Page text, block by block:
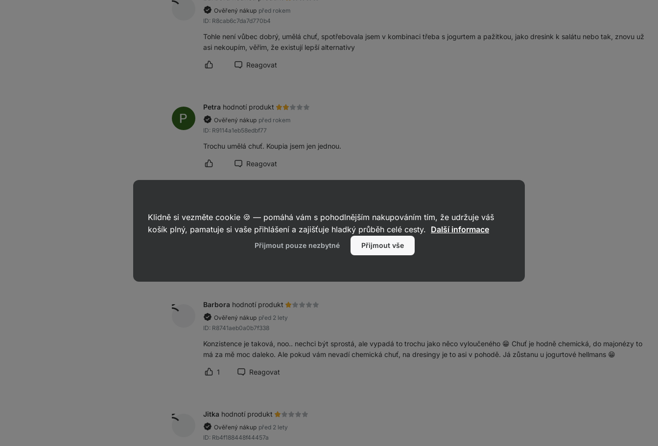
Ověřený nákup před rokem
ID: R8cab6c7da7d770b4
Tohle není vůbec dobrý, umělá chuť, spotřebovala jsem v kombinaci třeba s jogurtem a pažitkou, jako dresink k salátu nebo tak, znovu už
asi nekoupím, věřím, že existují lepší alternativy
Označit recenzi jako přínosnou
Reagovat
Petra hodnotí produkt
Ověřený nákup před rokem
ID: R9114a1eb58edbf77
Trochu umělá chuť. Koupia jsem jen jednou.
Označit recenzi jako přínosnou
Reagovat
Ověřený nákup před 2 lety
ID: Rb2b797775e4dfe1c
Zbožňuju tuhle teryaki omáčku k masu, jediná škoda je, že je pořád vyprodaná 😊
Barbora hodnotí produkt
Ověřený nákup před 2 lety
ID: R8741aeb0a0b7f338
Konzistence je taková, noo.. nechci být sprostá, ale vypadá to trochu jako něco vyloučeného 😁 Chuť je hodně chemická, do majonézy to
má za mě moc daleko. Ale pokud vám nevadí chemická chuť, na dresingy je to asi v pohodě. Já zůstanu u jogurtové hellmans 😁
Označit recenzi jako přínosnou
1 Reagovat
Jitka hodnotí produkt
Ověřený nákup před 2 lety
ID: Rb4f188448f44457a
Klidně si vezměte cookie 🍪 — pomáhá vám s pohodlnějším nakupováním tím, že udržuje váš
košík plný, pamatuje si vaše přihlášení a zajišťuje hladký průběh celé cesty. Další informace
Přijmout pouze nezbytné Přijmout vše